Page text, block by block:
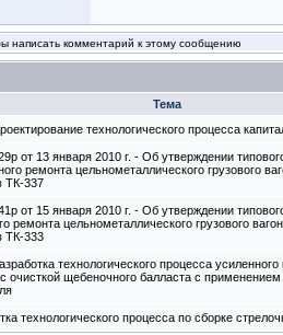
написать комментарий к этому сообщению
Тема
технологического процесса
от 13 января 2010 г. - Об утверждении
ремонта цельнометаллического грузового
ТК-337
от 15 января 2010 г. - Об утверждении
ремонта цельнометаллического грузового
ТК-333
технологического процесса
с очисткой щебеночного балласта с
технологического процесса по сборке